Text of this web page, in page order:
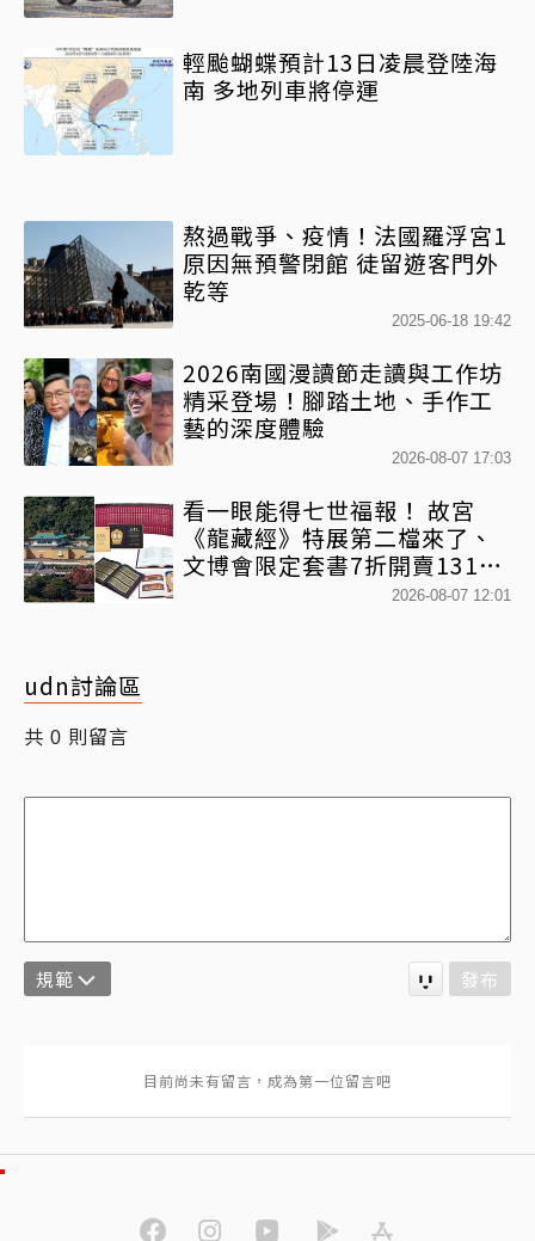
輕颱蝴蝶預計13日凌晨登陸海
南 多地列車將停運
熬過戰爭、疫情！法國羅浮宮1
原因無預警閉館 徒留遊客門外
乾等
2025-06-18 19:42
2026南國漫讀節走讀與工作坊
精采登場！腳踏土地、手作工
藝的深度體驗
2026-08-07 17:03
看一眼能得七世福報！ 故宮
《龍藏經》特展第二檔來了、
文博會限定套書7折開賣131萬
網驚：貧窮限制想像2026-08-07 12:01
udn討論區
共 0 則留言
規範 發布